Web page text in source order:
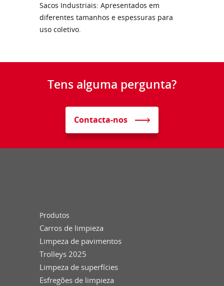
Sacos Industriais: Apresentados em
diferentes tamanhos e espessuras para
uso coletivo.
Tens alguma pergunta?
Contacta-nos
Produtos
Carros de limpieza
Limpeza de pavimentos
Trolleys 2025
Limpeza de superfícies
Esfregões de limpieza